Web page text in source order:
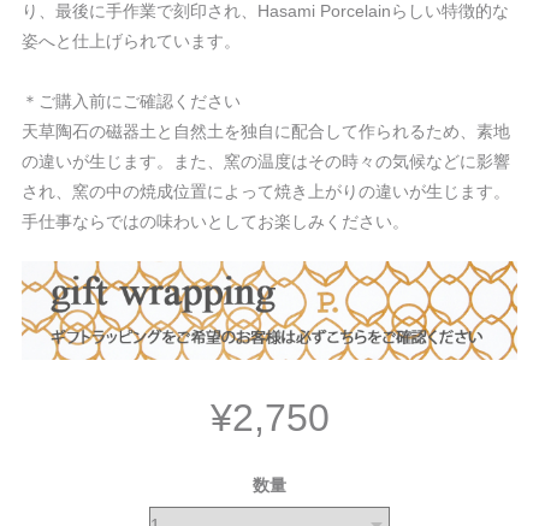
り、最後に手作業で刻印され、Hasami Porcelainらしい特徴的な
姿へと仕上げられています。
＊ご購入前にご確認ください
天草陶石の磁器土と自然土を独自に配合して作られるため、素地
の違いが生じます。また、窯の温度はその時々の気候などに影響
され、窯の中の焼成位置によって焼き上がりの違いが生じます。
手仕事ならではの味わいとしてお楽しみください。
¥2,750
数量